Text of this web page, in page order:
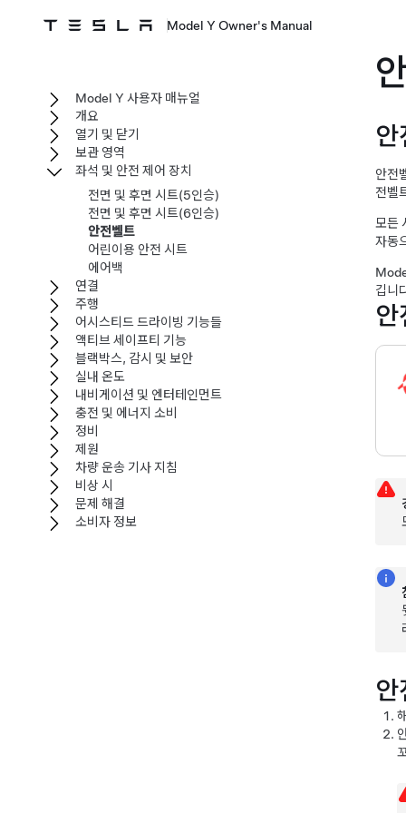
Model Y Owner's Manual
안전
전벨
모든
자동
깁니
Model Y 사용자 매뉴얼
개요
열기 및 닫기
보관 영역
좌석 및 안전 제어 장치
전면 및 후면 시트(5인승)
전면 및 후면 시트(6인승)
안전벨트
어린이용 안전 시트
에어백
연결
주행
어시스티드 드라이빙 기능들
액티브 세이프티 기능
블랙박스, 감시 및 보안
실내 온도
내비게이션 및 엔터테인먼트
충전 및 에너지 소비
정비
제원
차량 운송 기사 지침
비상 시
문제 해결
소비자 정보